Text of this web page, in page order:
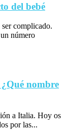
del bebé
complicado.
número
nombre
a Italia. Hoy os
por las...